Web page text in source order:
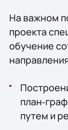
На важном
проекта
обучение
путем и